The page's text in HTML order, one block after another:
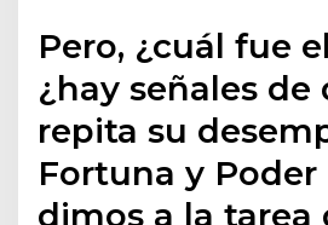
Pero, ¿cuál fue
¿hay señales de
repita su
Fortuna y Poder
dimos a la tarea